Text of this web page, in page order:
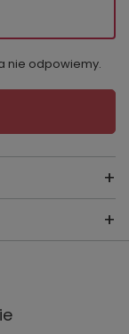
nie odpowiemy.